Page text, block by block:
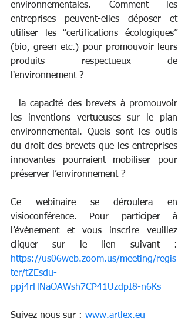
environnementales. Comment les
entreprises peuvent-elles déposer et
utiliser les “certifications écologiques”
(bio, green etc.) pour promouvoir leurs
produits respectueux de
l'environnement ?
- la capacité des brevets à promouvoir
les inventions vertueuses sur le plan
environnemental. Quels sont les outils
du droit des brevets que les entreprises
innovantes pourraient mobiliser pour
préserver l’environnement ?
Ce webinaire se déroulera en
visioconférence. Pour participer à
l’évènement et vous inscrire veuillez
https://us06web.zoom.us/meeting/regis
ter/tZEsdu-
ppj4rHNaOAWsh7CP41UzdpI8-n6Ks
Suivez nous sur : www.artlex.eu